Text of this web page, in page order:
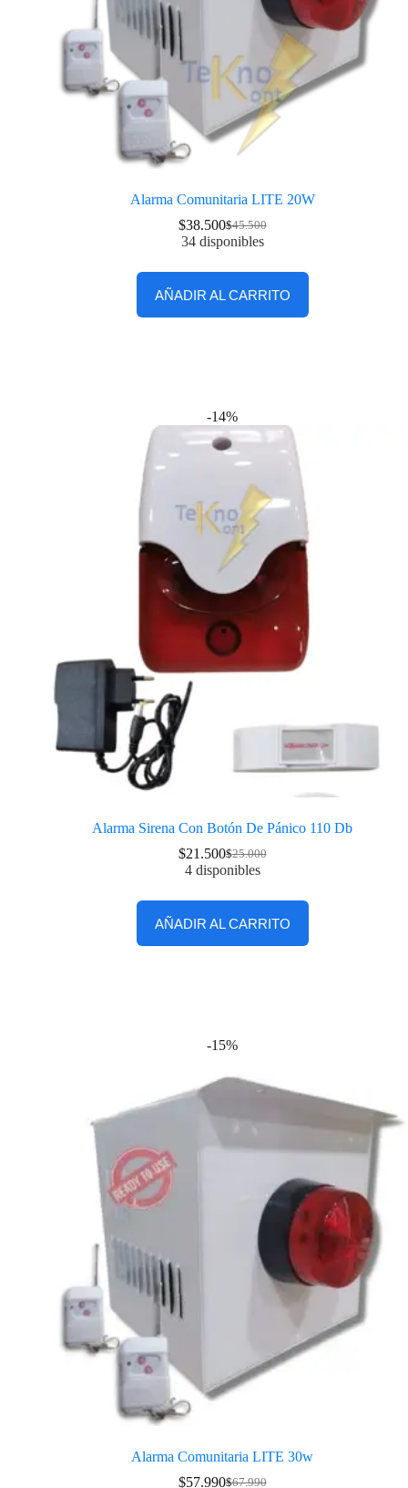
Alarma Comunitaria LITE 20W
$45.500
$38.500
34 disponibles
AÑADIR AL CARRITO
-14%
Alarma Sirena Con Botón De Pánico 110 Db
$25.000
$21.500
4 disponibles
AÑADIR AL CARRITO
-15%
Alarma Comunitaria LITE 30w
$67.990
$57.990